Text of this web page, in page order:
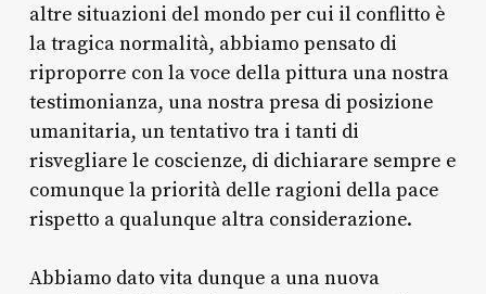
altre situazioni del mondo per cui il conflitto è
la tragica normalità, abbiamo pensato di
riproporre con la voce della pittura una nostra
testimonianza, una nostra presa di posizione
umanitaria, un tentativo tra i tanti di
risvegliare le coscienze, di dichiarare sempre e
comunque la priorità delle ragioni della pace
rispetto a qualunque altra considerazione.
Abbiamo dato vita dunque a una nuova